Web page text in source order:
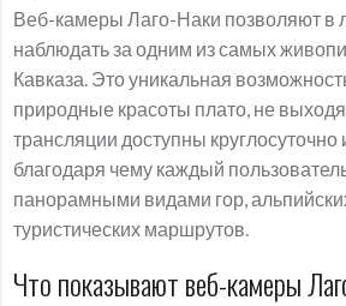
Веб-камеры Лаго-Наки позволяют в
наблюдать за одним из самых
Кавказа. Это уникальная
природные красоты плато, не
трансляции доступны круглосуточно
благодаря чему каждый
панорамными видами гор,
туристических маршрутов.
Что показывают веб-камеры